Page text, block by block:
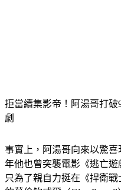
拒當續集影帝！阿湯哥打
劇
事實上，阿湯哥向來以驚
年他也曾突襲電影《逃亡遊
只為了親自力挺在《捍衛